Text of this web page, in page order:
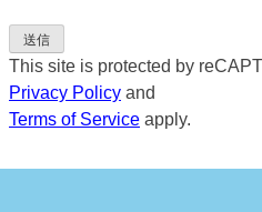
This site is protected by
Privacy Policy and
Terms of Service apply.